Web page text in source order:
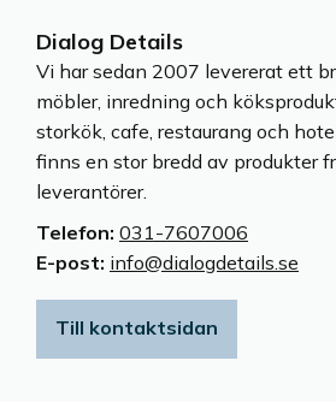
Dialog Details
Vi har sedan 2007 levererat ett
möbler, inredning och
storkök, cafe, restaurang och
finns en stor bredd av produkter
leverantörer.
Telefon: 031-7607006
E-post: info@dialogdetails.se
Till kontaktsidan